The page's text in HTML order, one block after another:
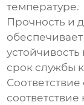
температуре.
Прочность и
срок службы
Соответствие